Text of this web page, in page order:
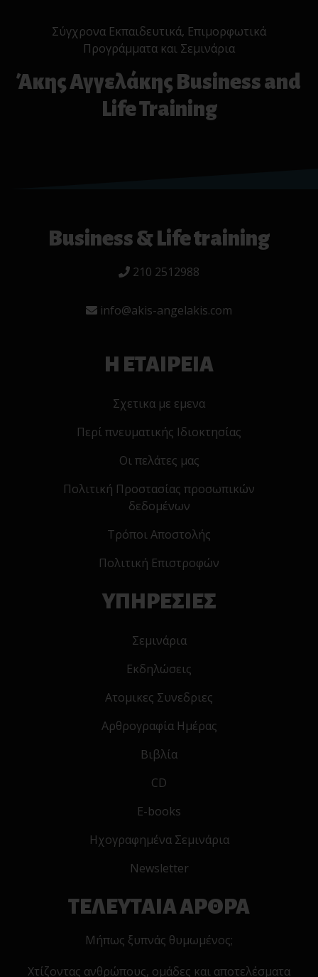
Σύγχρονα Εκπαιδευτικά, Επιμορφωτικά
Προγράμματα και Σεμινάρια
Άκης Αγγελάκης Business and
Life Training
Business & Life training
210 2512988
info@akis-angelakis.com
Η ΕΤΑΙΡΕΙΑ
Σχετικα με εμενα
Περί πνευματικής Ιδιοκτησίας
Οι πελάτες μας
Πολιτική Προστασίας προσωπικών
δεδομένων
Τρόποι Αποστολής
Πολιτική Επιστροφών
ΥΠΗΡΕΣΙΕΣ
Σεμινάρια
Εκδηλώσεις
Ατομικες Συνεδριες
Αρθρογραφία Ημέρας
Βιβλία
CD
E-books
Ηχογραφημένα Σεμινάρια
Newsletter
ΤΕΛΕΥΤΑΙΑ ΑΡΘΡΑ
Μήπως ξυπνάς θυμωμένος;
Χτίζοντας ανθρώπους, ομάδες και αποτελέσματα